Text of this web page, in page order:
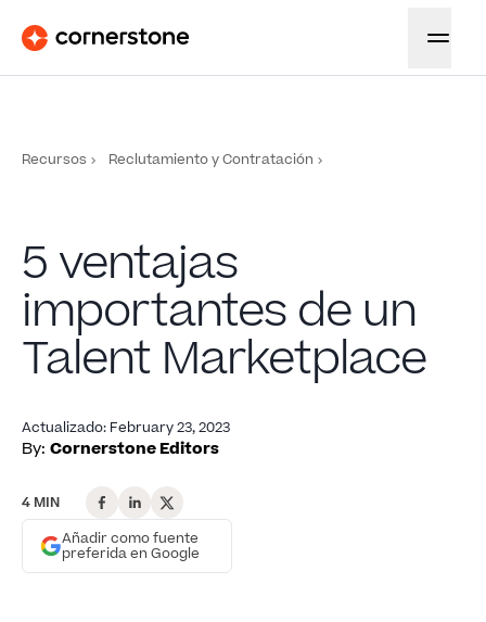
Recursos Reclutamiento y Contratación
5 ventajas
importantes de un
Talent Marketplace
Actualizado: February 23, 2023
By: Cornerstone Editors
4 MIN
Añadir como fuente
preferida en Google